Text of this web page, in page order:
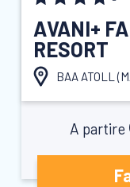
AVANI+
RESORT
BAA ATOLL (
A partire